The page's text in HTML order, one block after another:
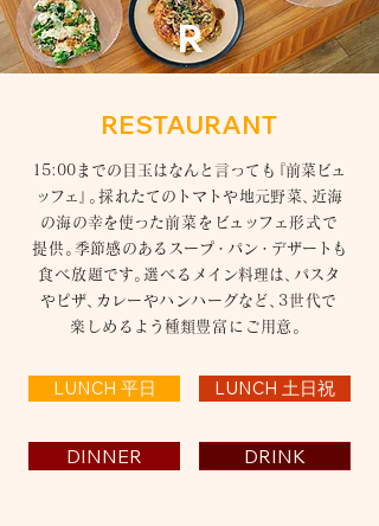
R
RESTAURANT
15:00までの目玉はなんと言って も『前菜 ビュ
ッフ ェ 』。採れたて の トマト や地元野菜
近海
の海の幸を使った前菜を ビュッフ ェ形式 で
提供 。 季節感 のある スー プ・ パン・ デザー ト も
食べ放題です。 選べ るメイン料理は
パスタ
やピザ、 カ レーやハンハー グなど
3世代で
楽しめ るよう種類豊富にご 用意 。
LUNCH 平日 LUNCH 土日祝
DINNER DRINK